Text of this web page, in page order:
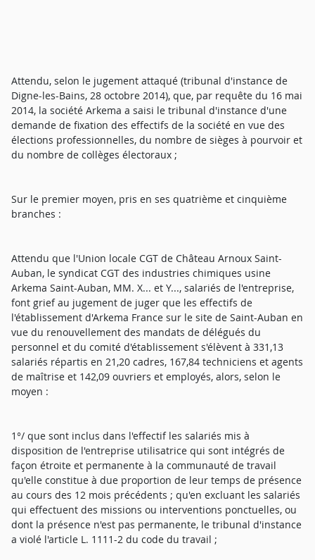
Attendu, selon le jugement attaqué (tribunal d'instance de
Digne-les-Bains, 28 octobre 2014), que, par requête du 16 mai
2014, la société Arkema a saisi le tribunal d'instance d'une
demande de fixation des effectifs de la société en vue des
élections professionnelles, du nombre de sièges à pourvoir et
du nombre de collèges électoraux ;
Sur le premier moyen, pris en ses quatrième et cinquième
branches :
Attendu que l'Union locale CGT de Château Arnoux Saint-
Auban, le syndicat CGT des industries chimiques usine
Arkema Saint-Auban, MM. X... et Y..., salariés de l'entreprise,
font grief au jugement de juger que les effectifs de
l'établissement d'Arkema France sur le site de Saint-Auban en
vue du renouvellement des mandats de délégués du
personnel et du comité d'établissement s'élèvent à 331,13
salariés répartis en 21,20 cadres, 167,84 techniciens et agents
de maîtrise et 142,09 ouvriers et employés, alors, selon le
moyen :
1°/ que sont inclus dans l'effectif les salariés mis à
disposition de l'entreprise utilisatrice qui sont intégrés de
façon étroite et permanente à la communauté de travail
qu'elle constitue à due proportion de leur temps de présence
au cours des 12 mois précédents ; qu'en excluant les salariés
qui effectuent des missions ou interventions ponctuelles, ou
dont la présence n'est pas permanente, le tribunal d'instance
a violé l'article L. 1111-2 du code du travail ;